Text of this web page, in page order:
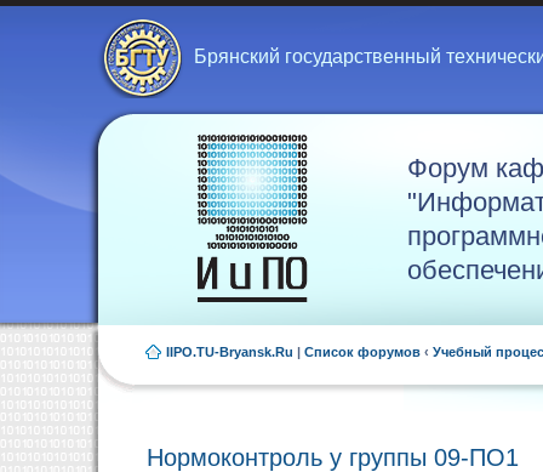
Брянский государственный
Форум
IIPO.TU-Bryansk.Ru | Список форумов ‹ Учебный
Нормоконтроль у группы 09-ПО1